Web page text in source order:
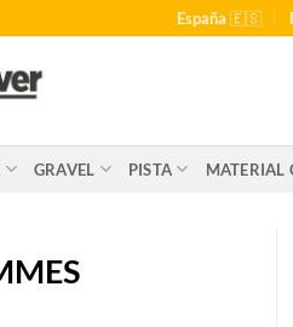
España 🇪🇸
GRAVEL PISTA MATERIAL